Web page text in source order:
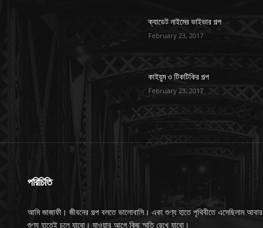
ক্যাডেট নাইমের ভাইভার গল্প
February 23, 2017
কাইয়ুম ও টিকটিকির গল্প
February 23, 2017
পরিচিতি
আমি জাজাফী। জীবনের গল্প বলতে ভালোবাসি। একা শুণ্য হাতে পৃথিবীতে এসেছিলাম আবার
শুণ্য হাতেই চলে যাবো। যাওয়ার আগে কিছু স্মৃতি রেখে যাবো।